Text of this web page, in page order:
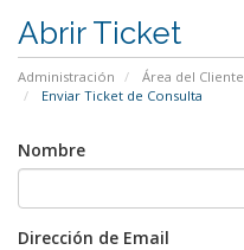
Abrir Ticket
Administración Área del Cliente
Enviar Ticket de Consulta
Nombre
Dirección de Email